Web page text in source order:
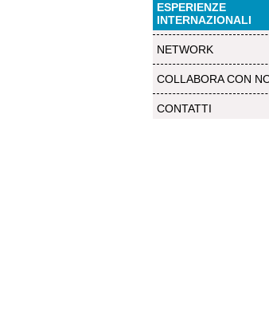
ESPERIENZE
INTERNAZIONALI
NETWORK
COLLABORA CON
CONTATTI